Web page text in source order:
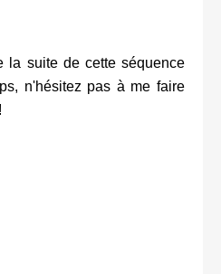
la suite de cette séquence
n'hésitez pas à me faire